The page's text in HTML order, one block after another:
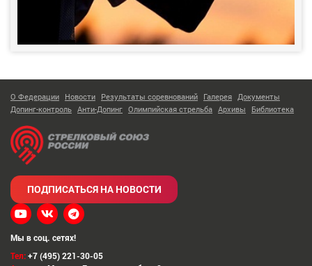
О Федерации Новости Результаты соревнований Галерея Документы
Допинг-контроль Анти-Допинг Олимпийская стрельба Архивы Библиотека
Тел:+7 (495) 221-30-05
ПОДПИСАТЬСЯ НА НОВОСТИ
Мы в соц. сетях!